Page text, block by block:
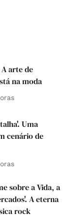
A arte de
na moda
Uma
cenário de
sobre a Vida, a
A eterna
rock